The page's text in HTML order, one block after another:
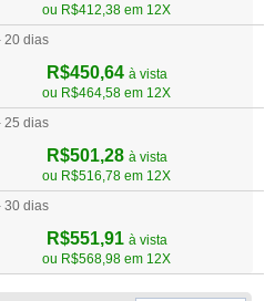
ou R$412,38 em 12X
20 dias
R$450,64 à vista
ou R$464,58 em 12X
25 dias
R$501,28 à vista
ou R$516,78 em 12X
30 dias
R$551,91 à vista
ou R$568,98 em 12X